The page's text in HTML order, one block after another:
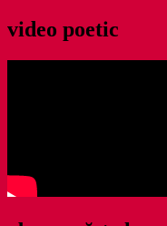
video poetic